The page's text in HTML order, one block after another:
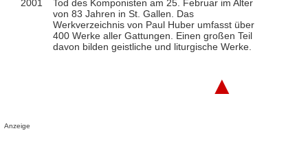
2001
Tod des Komponisten am 25. Februar im Alter
von 83 Jahren in St. Gallen. Das
Werkverzeichnis von Paul Huber umfasst über
400 Werke aller Gattungen. Einen großen Teil
davon bilden geistliche und liturgische Werke.
▲
Anzeige